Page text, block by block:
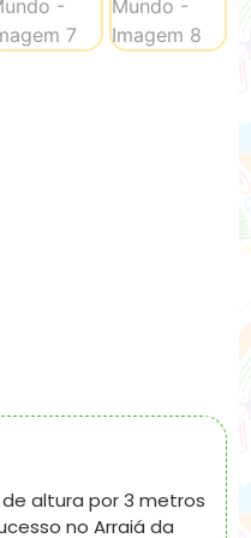
altura por 3 metros
no Arraiá da